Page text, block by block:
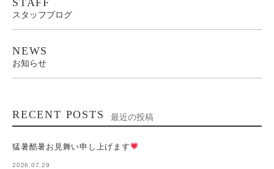
STAFF
スタッフブログ
NEWS
お知らせ
RECENT POSTS 最近の投稿
猛暑酷暑お見舞い申し上げます
2026.07.29